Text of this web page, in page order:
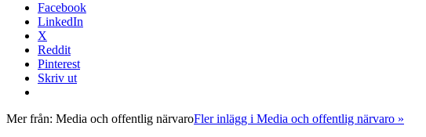
Facebook
LinkedIn
X
Reddit
Pinterest
Skriv ut
Mer från: Media och offentlig närvaroFler inlägg i Media och offentlig närvaro »